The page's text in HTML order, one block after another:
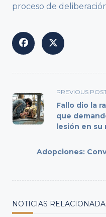
proceso de
<span
class="nav-
subtitle
screen-
text">Page</span>
PREVIOUS
Fallo dio la
que
lesión en su
Adopciones:
NOTICIAS